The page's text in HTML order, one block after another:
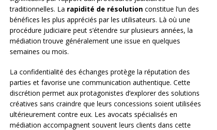
traditionnelles. La rapidité de résolution constitue l’un des
bénéfices les plus appréciés par les utilisateurs. Là où une
procédure judiciaire peut s’étendre sur plusieurs années, la
médiation trouve généralement une issue en quelques
semaines ou mois.
La confidentialité des échanges protège la réputation des
parties et favorise une communication authentique. Cette
discrétion permet aux protagonistes d’explorer des solutions
créatives sans craindre que leurs concessions soient utilisées
ultérieurement contre eux. Les avocats spécialisés en
médiation accompagnent souvent leurs clients dans cette